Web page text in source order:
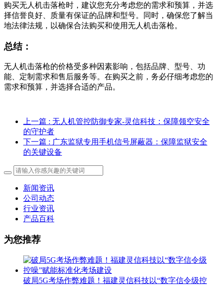
购买无人机击落枪时，建议您充分考虑您的需求和预算，并选
择信誉良好、质量有保证的品牌和型号。同时，确保您了解当
地法律法规，以确保合法购买和使用无人机击落枪。
总结：
无人机击落枪的价格受多种因素影响，包括品牌、型号、功
能、定制需求和售后服务等。在购买之前，务必仔细考虑您的
需求和预算，并选择合适的产品。
上一篇 : 无人机管控防御专家-灵信科技：保障领空安全
的守护者
下一篇 : 广东监狱专用手机信号屏蔽器：保障监狱安全
的关键设备
新闻资讯
公司动态
行业资讯
产品百科
为您推荐
破局5G考场作弊难题！福建灵信科技以“数字信令级控